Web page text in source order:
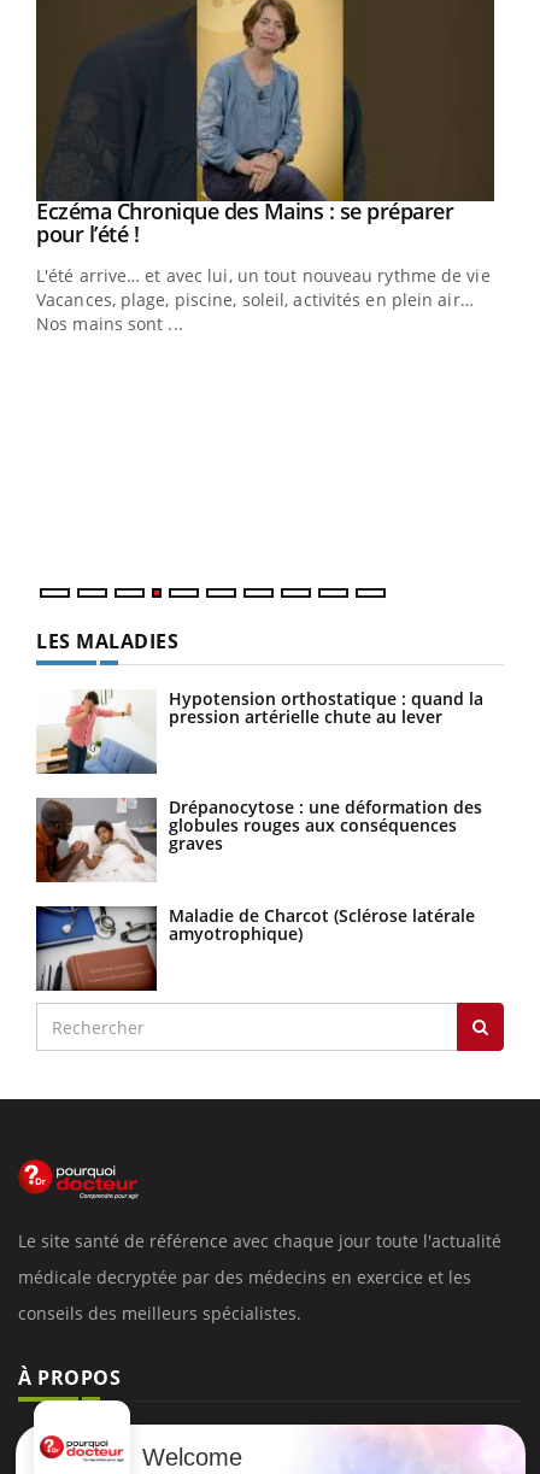
Youtube
Eczéma Chronique des Mains : se préparer
pour l’été !Youtube
L'été arrive… et avec lui, un tout nouveau rythme de vie !
Vacances, plage, piscine, soleil, activités en plein air…
Nos mains sont ...
LES MALADIES
Hypotension orthostatique : quand la
pression artérielle chute au lever
Drépanocytose : une déformation des
globules rouges aux conséquences
graves
Maladie de Charcot (Sclérose latérale
amyotrophique)
Le site santé de référence avec chaque jour toute l'actualité
médicale decryptée par des médecins en exercice et les
conseils des meilleurs spécialistes.
À PROPOS
Données personnelles et cookies
Welcome